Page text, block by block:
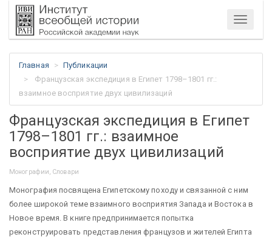
Меню
Главная
Публикации
Французская экспедиция в Египет 1798–1801 гг.:
взаимное восприятие двух цивилизаций
Французская экспедиция в Египет
1798–1801 гг.: взаимное
восприятие двух цивилизаций
Монографии, Словари
Монография посвящена Египетскому походу и связанной с ним
более широкой теме взаимного восприятия Запада и Востока в
Новое время. В книге предпринимается попытка
реконструировать представления французов и жителей Египта